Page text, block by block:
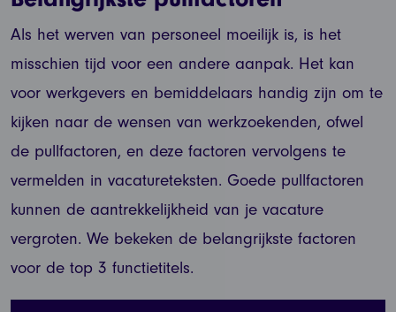
Als het werven van personeel moeilijk is, is het
misschien tijd voor een andere aanpak. Het kan
voor werkgevers en bemiddelaars handig zijn om te
kijken naar de wensen van werkzoekenden, ofwel
de pullfactoren, en deze factoren vervolgens te
vermelden in vacatureteksten. Goede pullfactoren
kunnen de aantrekkelijkheid van je vacature
vergroten. We bekeken de belangrijkste factoren
voor de top 3 functietitels.